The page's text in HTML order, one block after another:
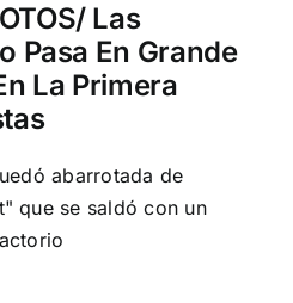
Las
Pasa En Grande
La Primera
abarrotada de
que se saldó con un